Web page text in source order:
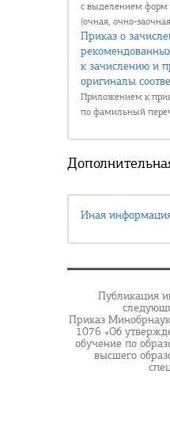
с выделением форм
(очная, очно-
Приказ о
к зачислению и
оригиналы
Приложением к
по фамильный
Иная
Публикация
Приказ
1076 «Об
обучение по
высшего